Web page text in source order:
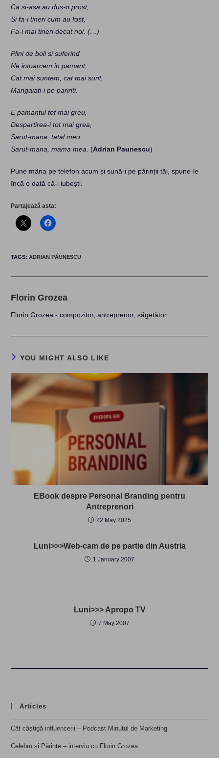
Ca si-asa au dus-o prost,
Si fa-i tineri cum au fost,
Fa-i mai tineri decat noi. (…)
Plini de boli si suferind
Ne intoarcem in pamant,
Cat mai suntem, cat mai sunt,
Mangaiati-i pe parinti.
E pamantul tot mai greu,
Despartirea-i tot mai grea,
Sarut-mana, tatal meu,
Sarut-mana, mama mea.
(Adrian Paunescu)
Pune mâna pe telefon acum și sună-i pe părinții tăi, spune-le
încă o dată că-i iubești.
Partajează asta:
TAGS:ADRIAN PĂUNESCU
Florin Grozea
Florin Grozea - compozitor, antreprenor, săgetător.
YOU MIGHT ALSO LIKE
EBook despre Personal Branding pentru
Antreprenori
22 May 2025
Luni>>>Web-cam de pe partie din Austria
1 January 2007
Luni>>> Apropo TV
7 May 2007
Articles
Cât câștigă influencerii – Podcast Minutul de Marketing
Celebru și Părinte – interviu cu Florin Grozea